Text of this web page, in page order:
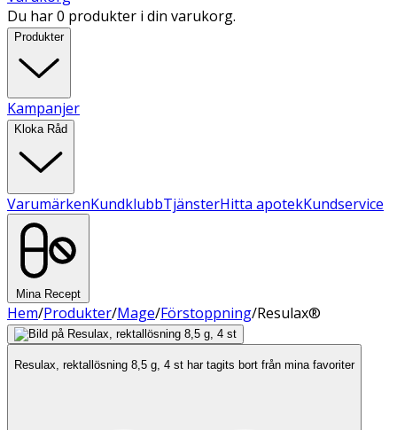
Du har 0 produkter i din varukorg.
Produkter
Kampanjer
Kloka Råd
VarumärkenKundklubbTjänsterHitta apotekKundservice
Mina Recept
Hem/Produkter/Mage/Förstoppning/Resulax®
Resulax, rektallösning 8,5 g, 4 st har tagits bort från mina favoriter